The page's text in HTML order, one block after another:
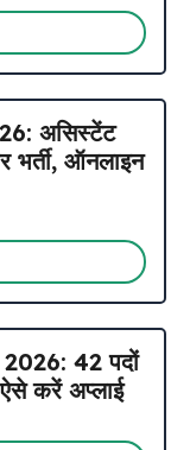
असिस्टेंट
भर्ती, ऑनलाइन
42 पदों
करें अप्लाई